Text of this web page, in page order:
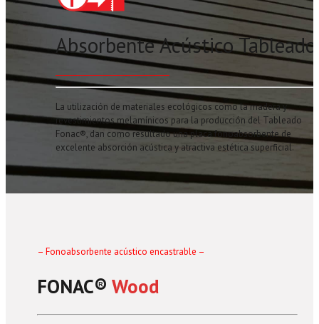
Absorbente Acústico Tableado
La utilización de materiales ecológicos como la madera y
revestimientos melamínicos para la producción del Tableado
Fonac®, dan como resultado una placa fonoabsorbente de
excelente absorción acústica y atractiva estética superficial.
– Fonoabsorbente acústico encastrable –
FONAC®️ Wood